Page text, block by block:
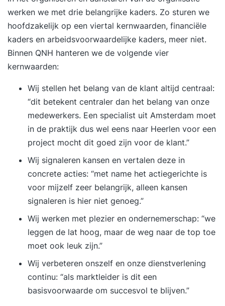
mindset en tools om dit blijvend op jezelf toe te
passen. Deze training is afgestemd op jouw
behoeften en wordt individueel gegeven. We
bekijken jouw situatie en niveau en passen ons
programma op jou aan. Jij bent uniek en hebt
ander. Vraagstukken die we in de training
beantwoorden zijn bijvoorbeeld: Hoe verhoog ik
mijn productiviteit? Hoe houd ik meer energie
over? Hoe zorg ik voor een gevoel van
zelfverzekerdheid en rust bij mezelf? En hoe blijf
ik mezelf ontwikkelen? In het vrijblijvende
intakegesprek vragen we naar de specifieke
vragen die jij hebt. Deze nemen we mee in het
programma. De training is praktisch ingesteld. Je
waar je tegenaan loopt. We delen de training het
liefst op in kortere sessies. Zo heb je tussendoor
tijd om te oefenen en aan de slag te gaan met de
geleerde stof. Daarbij heb je nog een telefonisch
contactmoment met de trainer waarin je kan
bespreken hoe het gaat. Zo bouwen we stukje
werken we met drie belangrijke kaders. Zo sturen we
hoofdzakelijk op een viertal kernwaarden, financiële
kaders en arbeidsvoorwaardelijke kaders, meer niet.
Binnen QNH hanteren we de volgende vier
kernwaarden:
Wij stellen het belang van de klant altijd centraal:
“dit betekent centraler dan het belang van onze
medewerkers. Een specialist uit Amsterdam moet
in de praktijk dus wel eens naar Heerlen voor een
project mocht dit goed zijn voor de klant.”
Wij signaleren kansen en vertalen deze in
concrete acties: “met name het actiegerichte is
voor mijzelf zeer belangrijk, alleen kansen
signaleren is hier niet genoeg.”
Wij werken met plezier en ondernemerschap: “we
leggen de lat hoog, maar de weg naar de top toe
moet ook leuk zijn.”
Wij verbeteren onszelf en onze dienstverlening
continu: “als marktleider is dit een
basisvoorwaarde om succesvol te blijven.”